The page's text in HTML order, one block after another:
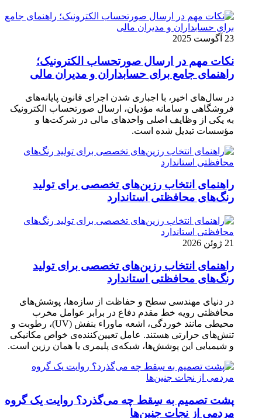
23 آگوست 2025
نکات مهم در ارسال صورتحساب الکترونیک؛
راهنمای جامع برای حسابداران و مدیران مالی
در سال‌های اخیر، با اجباری شدن اجرای قانون پایانه‌های
فروشگاهی و سامانه مؤدیان، ارسال صورتحساب الکترونیک
به یکی از وظایف اصلی واحدهای مالی در شرکت‌ها و
مؤسسات تبدیل شده است.
راهنمای انتخاب رزین‌های تخصصی برای تولید
رنگ‌های محافظتی استاندارد
21 ژوئن 2026
راهنمای انتخاب رزین‌های تخصصی برای تولید
رنگ‌های محافظتی استاندارد
در دنیای مهندسی سطح و حفاظت از سازه‌ها، پوشش‌های
محافظتی رویه خط مقدم دفاع در برابر عوامل مخرب
محیطی مانند خوردگی، اشعه ماوراء بنفش (UV)، رطوبت و
تنش‌های حرارتی هستند. عامل تعیین‌کننده‌ی خواص مکانیکی
و شیمیایی این پوشش‌ها، شبکه‌ی پلیمری یا همان رزین است.
پشت تصمیم به سِقط چه می‌گذرد؟ روایت یک گروه
مردمی از نجات جنین‌ها